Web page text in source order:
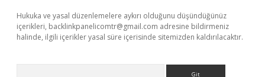
Hukuka ve yasal düzenlemelere aykırı olduğunu düşündüğünüz
içerikleri, backlinkpanelicomtr@gmail.com adresine bildirmeniz
halinde, ilgili içerikler yasal süre içerisinde sitemizden kaldırılacaktır.